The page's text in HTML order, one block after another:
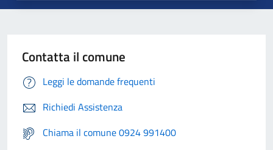
Contatta il comune
Leggi le domande frequenti
Richiedi Assistenza
Chiama il comune 0924 991400